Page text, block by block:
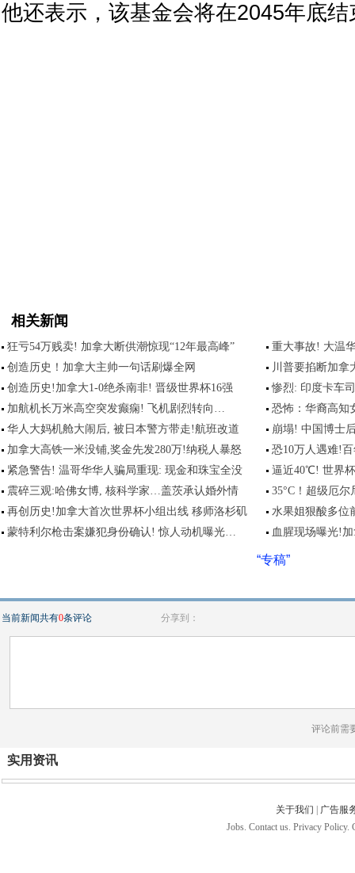
他还表示，该基金会将在2045年底结
相关新闻
狂亏54万贱卖! 加拿大断供潮惊现“12年最高峰”
重大事故! 大温
创造历史！加拿大主帅一句话刷爆全网
川普要掐断加拿
创造历史!加拿大1-0绝杀南非! 晋级世界杯16强
惨烈: 印度卡车
加航机长万米高空突发癫痫! 飞机剧烈转向…
恐怖：华裔高知
华人大妈机舱大闹后, 被日本警方带走!航班改道
崩塌! 中国博士
加拿大高铁一米没铺,奖金先发280万!纳税人暴怒
恐10万人遇难!
紧急警告! 温哥华华人骗局重现: 现金和珠宝全没
逼近40℃! 世界
震碎三观:哈佛女博, 核科学家…盖茨承认婚外情
35°C！超级厄
再创历史!加拿大首次世界杯小组出线 移师洛杉矶
水果姐狠酸多位
蒙特利尔枪击案嫌犯身份确认! 惊人动机曝光…
血腥现场曝光!
“专稿”
当前新闻共有0条评论 分享到：
评论前需
实用资讯
关于我们
广告服
Jobs. Contact us. Privacy